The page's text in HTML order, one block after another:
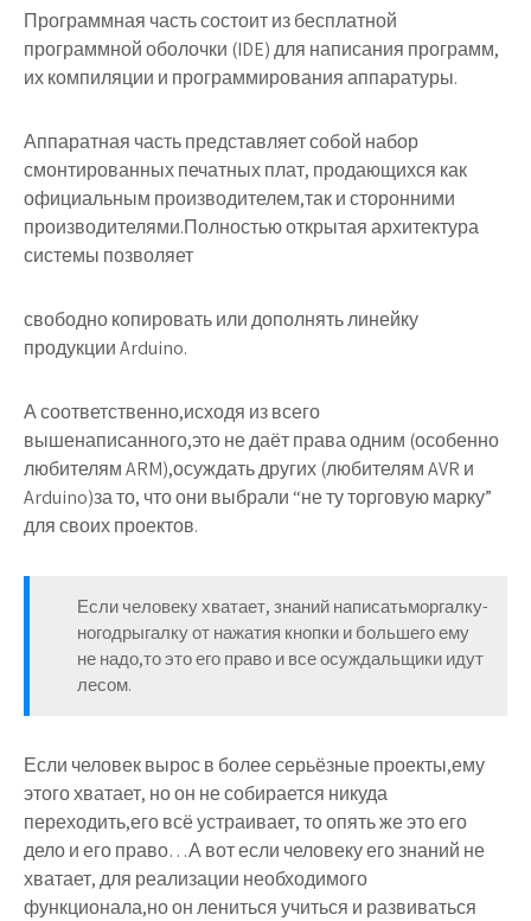
Программная часть состоит из бесплатной
программной оболочки (IDE) для написания программ,
их компиляции и программирования аппаратуры.
Аппаратная часть представляет собой набор
смонтированных печатных плат, продающихся как
официальным производителем,так и сторонними
производителями.Полностью открытая архитектура
системы позволяет
свободно копировать или дополнять линейку
продукции Arduino.
А соответственно,исходя из всего
вышенаписанного,это не даёт права одним (особенно
любителям ARM),осуждать других (любителям AVR и
Arduino)за то, что они выбрали “не ту торговую марку”
для своих проектов.
Если человеку хватает, знаний написатьморгалку-
ногодрыгалку от нажатия кнопки и большего ему
не надо,то это его право и все осуждальщики идут
лесом.
Если человек вырос в более серьёзные проекты,ему
этого хватает, но он не собирается никуда
переходить,его всё устраивает, то опять же это его
дело и его право…А вот если человеку его знаний не
хватает, для реализации необходимого
функционала,но он лениться учиться и развиваться